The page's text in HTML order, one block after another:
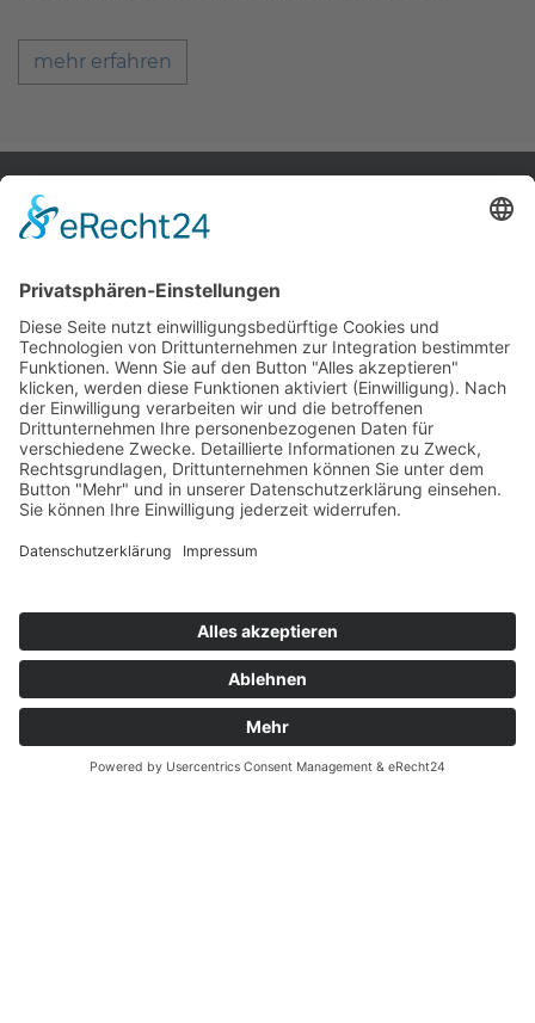
mehr erfahren
Zahnärzte Potsdam
Zahnarzt Suche
Notdienste Potsdam
Wussten Sie schon?
Zahnarzt Lexikon
©2026 Zahnärzte Potsdam